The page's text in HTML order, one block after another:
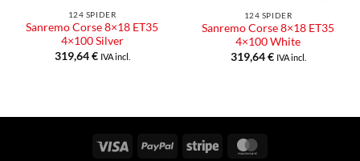
124 SPIDER
Sanremo Corse 8×18 ET35
4×100 Silver
319,64€ IVA incl.
124 SPIDER
Sanremo Corse 8×18 ET35
4×100 White
319,64€ IVA incl.
Visa PayPal Stripe